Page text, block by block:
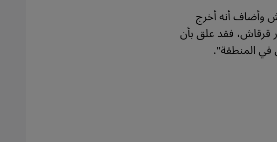
وأضاف أنه أخرج
قرقاش، فقد علق بأن
المنطقة".